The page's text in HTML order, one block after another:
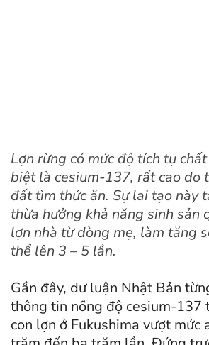
Lợn rừng có mức độ tích tụ
biệt là cesium-137, rất cao do
đất tìm thức ăn. Sự lai tạo này
thừa hưởng khả năng sinh sản
lợn nhà từ dòng mẹ, làm tăng
thể lên 3 – 5 lần.
Gần đây, dư luận Nhật Bản
thông tin nồng độ cesium-137
con lợn ở Fukushima vượt mức